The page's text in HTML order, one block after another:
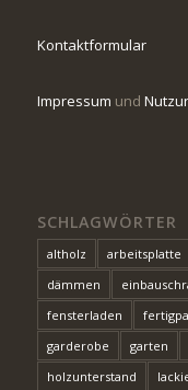
Kontaktformular
Impressum und
SCHLAGWÖRTER
altholz arbeitsplatte
dämmen
fensterladen
garderobe
garten
holzunterstand